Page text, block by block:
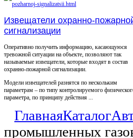
Извещатели охранно-
сигнализации
Оперативно получить информацию, касающуюся
тревожной ситуации на объекте, позволяют так
называемые извещатели, которые входят в состав
охранно-пожарной сигнализации.
Модели извещателей разнятся по нескольким
параметрам – по типу контролируемого
параметра, по принципу действия ...
ГлавнаяКаталог
промышленных